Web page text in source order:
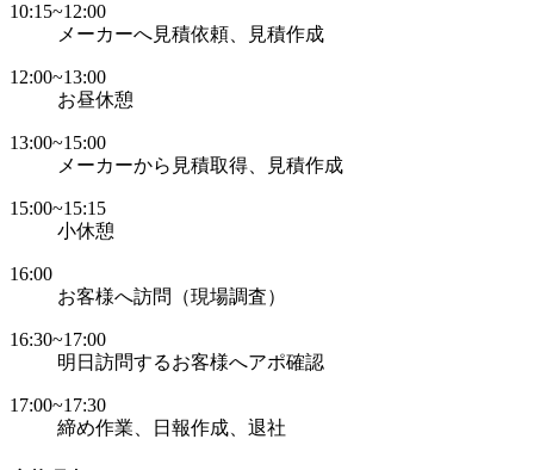
10:15~12:00
メーカーへ見積依頼、見積作成
12:00~13:00
お昼休憩
13:00~15:00
メーカーから見積取得、見積作成
15:00~15:15
小休憩
16:00
お客様へ訪問（現場調査）
16:30~17:00
明日訪問するお客様へアポ確認
17:00~17:30
締め作業、日報作成、退社